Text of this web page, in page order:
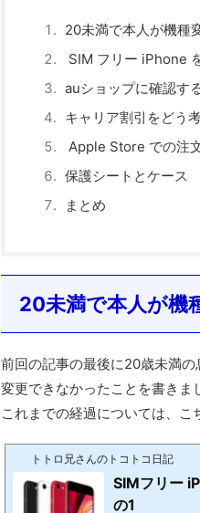
20未満で本人が機種
SIM フリー iPhone
auショップに確認す
キャリア割引をどう
Apple Store での注
保護シートとケース
まとめ
20未満で本人が機
前回の記事の最後に20歳未満
変更できなかったことを書きま
これまでの経過については、こ
トトロ兄さんのトコトコ日記
SIMフリー
の1